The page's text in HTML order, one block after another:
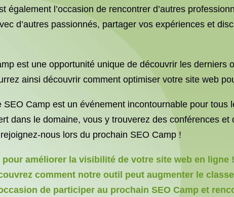
également l’occasion de rencontrer d’autres
d’autres passionnés, partager vos expériences et
est une opportunité unique de découvrir les
ainsi découvrir comment optimiser votre site web
SEO Camp est un événement incontournable pour
dans le domaine, vous y trouverez des conférences
nous lors du prochain SEO Camp !
pour améliorer la visibilité de votre site web en
comment notre outil peut augmenter le
de participer au prochain SEO Camp et